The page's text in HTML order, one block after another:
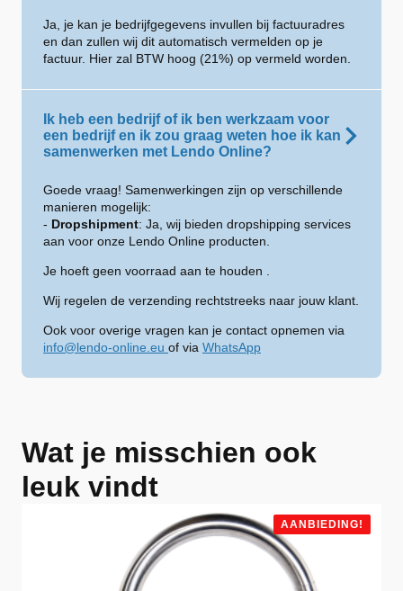
Ja, je kan je bedrijfgegevens invullen bij factuuradres
en dan zullen wij dit automatisch vermelden op je
factuur. Hier zal BTW hoog (21%) op vermeld worden.
Ik heb een bedrijf of ik ben werkzaam voor
een bedrijf en ik zou graag weten hoe ik kan
samenwerken met Lendo Online?
Goede vraag! Samenwerkingen zijn op verschillende
manieren mogelijk:
- Dropshipment: Ja, wij bieden dropshipping services
aan voor onze Lendo Online producten.
Je hoeft geen voorraad aan te houden .
Wij regelen de verzending rechtstreeks naar jouw klant.
Ook voor overige vragen kan je contact opnemen via
info@lendo-online.eu of via WhatsApp
Wat je misschien ook
leuk vindt
AANBIEDING!